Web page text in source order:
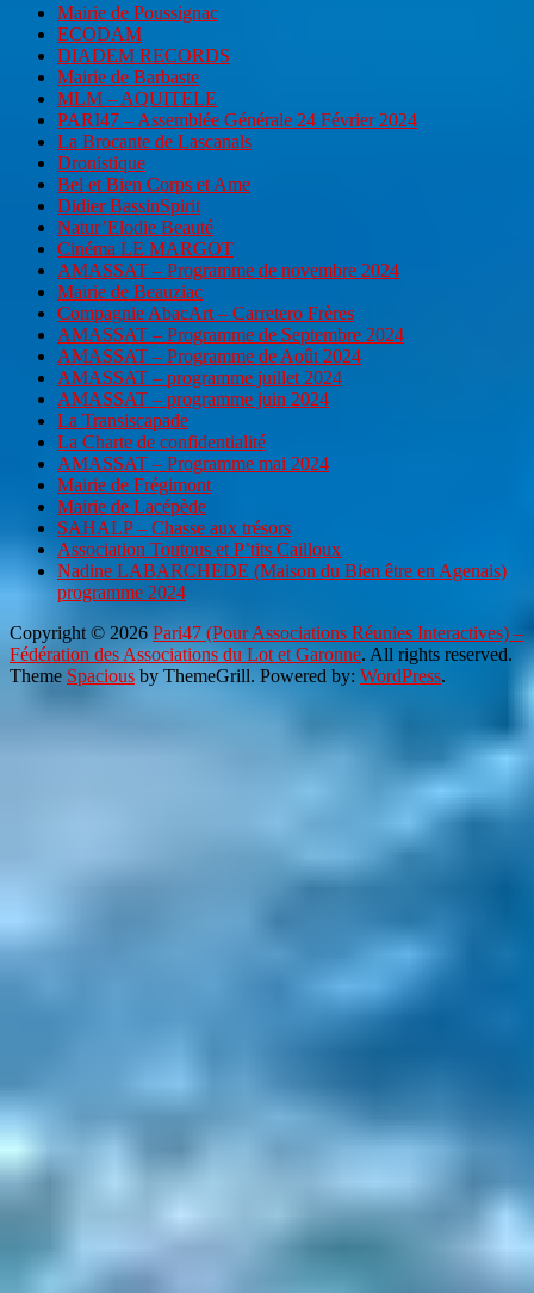
Mairie de Poussignac
ECODAM
DIADEM RECORDS
Mairie de Barbaste
MLM – AQUITELE
PARI47 – Assemblée Générale 24 Février 2024
La Brocante de Lascanals
Dronistique
Bel et Bien Corps et Ame
Didier BassinSpirit
Natur’Elodie Beauté
Cinéma LE MARGOT
AMASSAT – Programme de novembre 2024
Mairie de Beauziac
Compagnie AbacArt – Carretero Frères
AMASSAT – Programme de Septembre 2024
AMASSAT – Programme de Août 2024
AMASSAT – programme juillet 2024
AMASSAT – programme juin 2024
La Transiscapade
La Charte de confidentialité
AMASSAT – Programme mai 2024
Mairie de Frégimont
Mairie de Lacépède
SAHALP – Chasse aux trésors
Association Toutous et P’tits Cailloux
Nadine LABARCHEDE (Maison du Bien être en Agenais)
programme 2024
Copyright © 2026 Pari47 (Pour Associations Réunies Interactives) –
Fédération des Associations du Lot et Garonne. All rights reserved.
Theme Spacious by ThemeGrill. Powered by: WordPress.